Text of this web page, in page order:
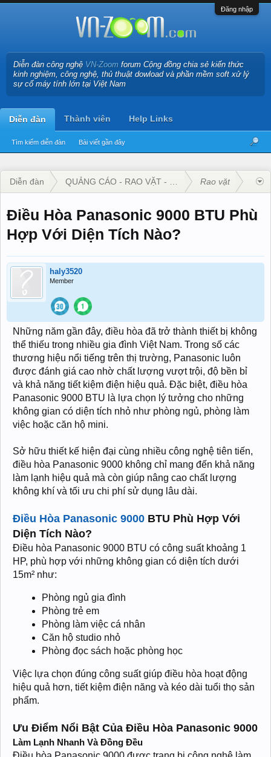
Đăng nhập
Diễn đàn công nghệ VN-Zoom forum Cộng đồng chia sẻ kiến thức
kinh nghiệm, công nghệ, thủ thuật dowload và phần mềm soft xử lý
sự cố máy tính lớn tại Việt Nam
Diễn đàn
Tìm kiếm diễn đàn Bài viết gần đây
Thành viên Help Links
Diễn đàn QUẢNG CÁO - RAO VẶT - KINH DOANH
Rao vặt
Điều Hòa Panasonic 9000 BTU Phù
Hợp Với Diện Tích Nào?
haly3520
Member
Những năm gần đây, điều hòa đã trở thành thiết bị không
thể thiếu trong nhiều gia đình Việt Nam. Trong số các
thương hiệu nổi tiếng trên thị trường, Panasonic luôn
được đánh giá cao nhờ chất lượng vượt trội, độ bền bỉ
và khả năng tiết kiệm điện hiệu quả. Đặc biệt, điều hòa
Panasonic 9000 BTU là lựa chọn lý tưởng cho những
không gian có diện tích nhỏ như phòng ngủ, phòng làm
việc hoặc căn hộ mini.
Sở hữu thiết kế hiện đại cùng nhiều công nghệ tiên tiến,
điều hòa Panasonic 9000 không chỉ mang đến khả năng
làm lạnh hiệu quả mà còn giúp nâng cao chất lượng
không khí và tối ưu chi phí sử dụng lâu dài.
Điều Hòa Panasonic 9000 BTU Phù Hợp Với
Diện Tích Nào?
Điều hòa Panasonic 9000 BTU có công suất khoảng 1
HP, phù hợp với những không gian có diện tích dưới
15m² như:
Phòng ngủ gia đình
Phòng trẻ em
Phòng làm việc cá nhân
Căn hộ studio nhỏ
Phòng đọc sách hoặc phòng học
Việc lựa chọn đúng công suất giúp điều hòa hoạt động
hiệu quả hơn, tiết kiệm điện năng và kéo dài tuổi thọ sản
phẩm.
Ưu Điểm Nổi Bật Của Điều Hòa Panasonic 9000
Làm Lạnh Nhanh Và Đồng Đều